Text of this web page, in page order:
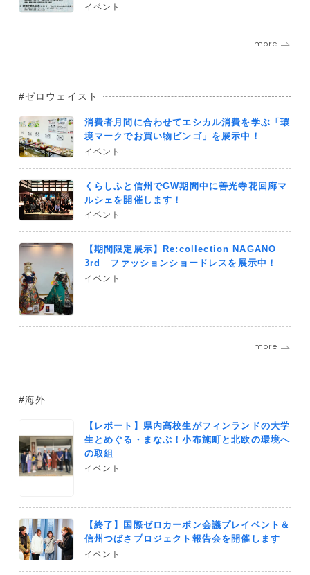
イベント
more
ゼロウェイスト
消費者月間に合わせてエシカル消費を学ぶ「環
境マークでお買い物ビンゴ」を展示中！
イベント
くらしふと信州でGW期間中に善光寺花回廊マ
ルシェを開催します！
イベント
【期間限定展示】Re:collection NAGANO
3rd ファッションショードレスを展示中！
イベント
more
海外
【レポート】県内高校生がフィンランドの大学
生とめぐる・まなぶ！小布施町と北欧の環境へ
の取組
イベント
【終了】国際ゼロカーボン会議プレイベント＆
信州つばさプロジェクト報告会を開催します
イベント